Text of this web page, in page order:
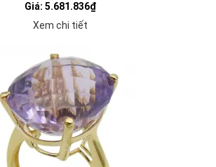
Giá: 5.681.836₫
Xem chi tiết